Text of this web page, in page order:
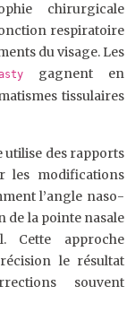
chirurgicale
respiratoire
du visage. Les
gagnent en
tissulaires
utilise des rapports
les modifications
l’angle naso-
de la pointe nasale
approche
le résultat
souvent